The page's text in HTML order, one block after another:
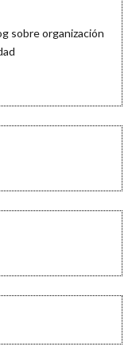
sobre organización